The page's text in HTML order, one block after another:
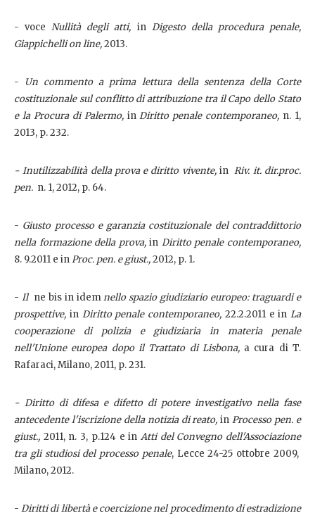
- voceNullità degli atti, in Digesto della procedura penale,
Giappichelli on line,2013.
-
Un commento a prima lettura della sentenza della Corte
costituzionale sul conflitto di attribuzione tra il Capo dello Stato
e la Procura di Palermo, inDiritto penale contemporaneo, n. 1,
2013, p. 232.
- Inutilizzabilità della prova e diritto vivente, inRiv. it. dir.proc.
pen. n. 1, 2012, p. 64.
- Giusto processo e garanzia costituzionale del contraddittorio
nella formazione della prova,in Diritto penale contemporaneo,
8. 9.2011 e inProc. pen. e giust.,2012, p. 1.
- Il ne bis in idemnello spazio giudiziario europeo: traguardi e
prospettive, in Diritto penale contemporaneo, 22.2.2011 e in La
cooperazione di polizia e giudiziaria in materia penale
nell'Unione europea dopo il Trattato di Lisbona, a cura di T.
Rafaraci, Milano, 2011, p. 231.
- Diritto di difesa e difetto di potere investigativo nella fase
antecedente l'iscrizione della notizia di reato,inProcesso pen. e
giust., 2011, n. 3, p.124 e in Atti del Convegno dell'Associazione
tra gli studiosi del processo penale, Lecce 24-25 ottobre 2009,
Milano, 2012.
-Diritti di libertà e coercizione nel procedimento di estradizione